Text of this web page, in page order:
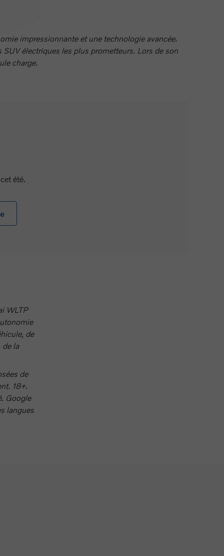
impressionnante et une technologie avancée.
électriques les plus prometteurs. Lors de son
charge.
été.
WLTP
de
de la
de
18+.
Google
langues